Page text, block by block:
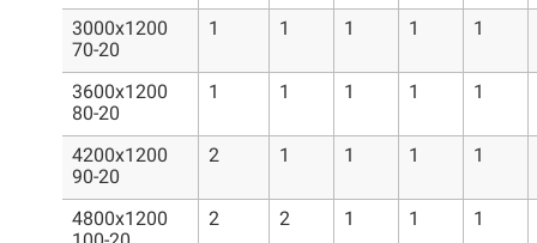
3000x1200
70-20
1 1 1 1 1
3600x1200
80-20
1 1 1 1 1
4200x1200
90-20
2 1 1 1 1
4800x1200
2 2 1 1 1